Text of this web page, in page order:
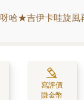
呀哈★吉伊卡哇旋風
寫評價
賺金幣